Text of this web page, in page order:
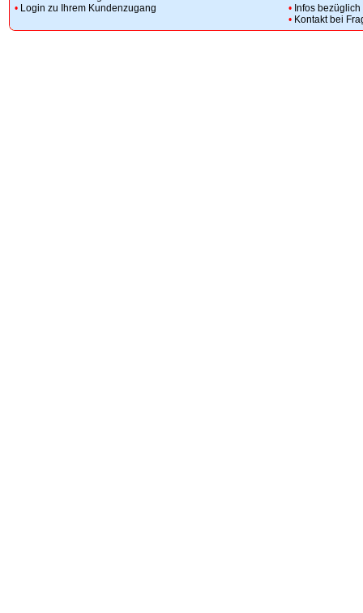
• Login zu Ihrem Kundenzugang
• Infos
• Kontakt bei